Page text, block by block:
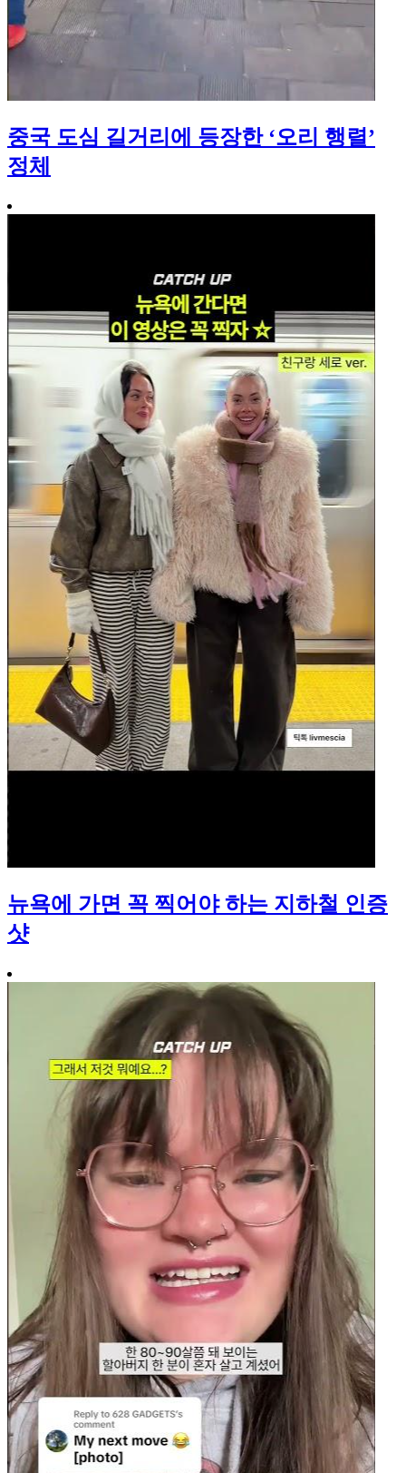
중국 도심 길거리에 등장한 ‘오리 행렬’
정체
뉴욕에 가면 꼭 찍어야 하는 지하철 인증
샷